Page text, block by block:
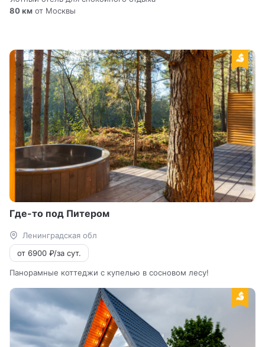
80 км от Москвы
Где-то под Питером
Ленинградская обл
от 6900 ₽/за сут.
Панорамные коттеджи с купелью в сосновом лесу!